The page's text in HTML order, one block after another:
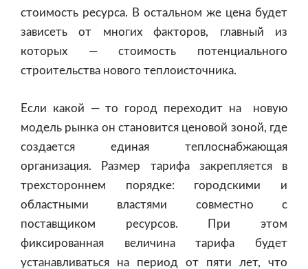
стоимость ресурса. В остальном же цена будет
зависеть от многих факторов, главный из
которых — стоимость потенциального
строительства нового теплоисточника.
Если какой — то город переходит на новую
модель рынка он становится ценовой зоной, где
создается единая теплоснабжающая
организация. Размер тарифа закрепляется в
трехстороннем порядке: городскими и
областными властями совместно с
поставщиком ресурсов. При этом
фиксированная величина тарифа будет
устанавливаться на период от пяти лет, что